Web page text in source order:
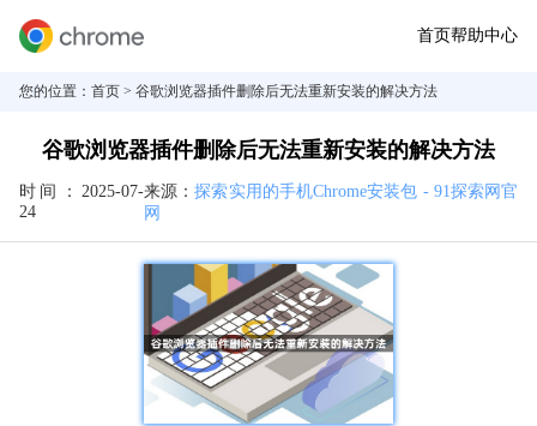
首页帮助中心
您的位置： 首页 > 谷歌浏览器插件删除后无法重新安装的解决方法
谷歌浏览器插件删除后无法重新安装的解决方法
时间： 2025-07-
24
来源：探索实用的手机Chrome安装包 - 91探索网官
网